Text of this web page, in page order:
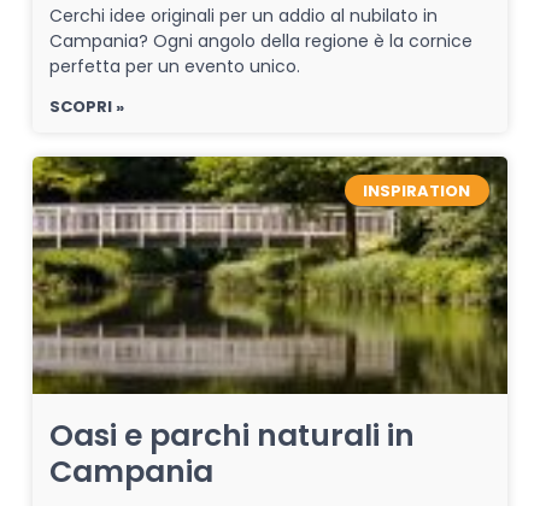
Cerchi idee originali per un addio al nubilato in
Campania? Ogni angolo della regione è la cornice
perfetta per un evento unico.
SCOPRI »
INSPIRATION
Oasi e parchi naturali in
Campania